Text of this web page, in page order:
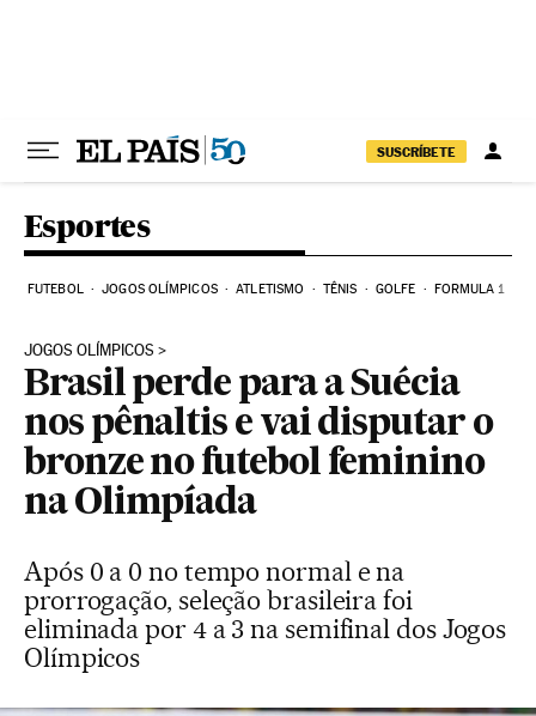
SUSCRÍBETE
Esportes
FUTEBOL JOGOS OLÍMPICOS ATLETISMO TÊNIS GOLFE FORMULA 1
JOGOS OLÍMPICOS
Brasil perde para a Suécia
nos pênaltis e vai disputar o
bronze no futebol feminino
na Olimpíada
Após 0 a 0 no tempo normal e na
prorrogação, seleção brasileira foi
eliminada por 4 a 3 na semifinal dos Jogos
Olímpicos